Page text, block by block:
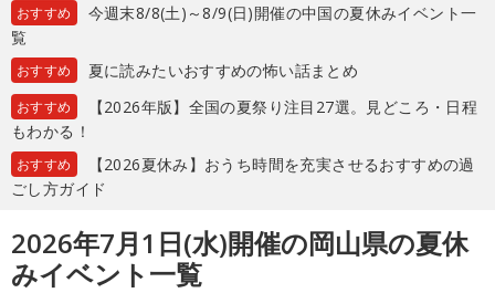
おすすめ
今週末8/8(土)～8/9(日)開催の中国の夏休みイベント一
覧
おすすめ 夏に読みたいおすすめの怖い話まとめ
おすすめ
【2026年版】全国の夏祭り注目27選。見どころ・日程
もわかる！
おすすめ
【2026夏休み】おうち時間を充実させるおすすめの過
ごし方ガイド
2026年7月1日(水)開催の岡山県の夏休
みイベント一覧